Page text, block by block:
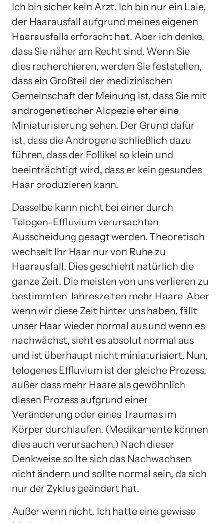
Ich bin sicher kein Arzt. Ich bin nur ein Laie,
der Haarausfall aufgrund meines eigenen
Haarausfalls erforscht hat. Aber ich denke,
dass Sie näher am Recht sind. Wenn Sie
dies recherchieren, werden Sie feststellen,
dass ein Großteil der medizinischen
Gemeinschaft der Meinung ist, dass Sie mit
androgenetischer Alopezie eher eine
Miniaturisierung sehen. Der Grund dafür
ist, dass die Androgene schließlich dazu
führen, dass der Follikel so klein und
beeinträchtigt wird, dass er kein gesundes
Haar produzieren kann.
Dasselbe kann nicht bei einer durch
Telogen-Effluvium verursachten
Ausscheidung gesagt werden. Theoretisch
wechselt Ihr Haar nur von Ruhe zu
Haarausfall. Dies geschieht natürlich die
ganze Zeit. Die meisten von uns verlieren zu
bestimmten Jahreszeiten mehr Haare. Aber
wenn wir diese Zeit hinter uns haben, fällt
unser Haar wieder normal aus und wenn es
nachwächst, sieht es absolut normal aus
und ist überhaupt nicht miniaturisiert. Nun,
telogenes Effluvium ist der gleiche Prozess,
außer dass mehr Haare als gewöhnlich
diesen Prozess aufgrund einer
Veränderung oder eines Traumas im
Körper durchlaufen. (Medikamente können
dies auch verursachen.) Nach dieser
Denkweise sollte sich das Nachwachsen
nicht ändern und sollte normal sein, da sich
nur der Zyklus geändert hat.
Außer wenn nicht. Ich hatte eine gewisse